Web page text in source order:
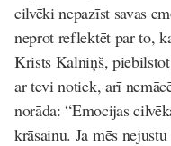
cilvēki nepazīst savas
neprot reflektēt par to,
Krists Kalniņš,
ar tevi notiek, arī
norāda: “Emocijas
krāsainu. Ja mēs